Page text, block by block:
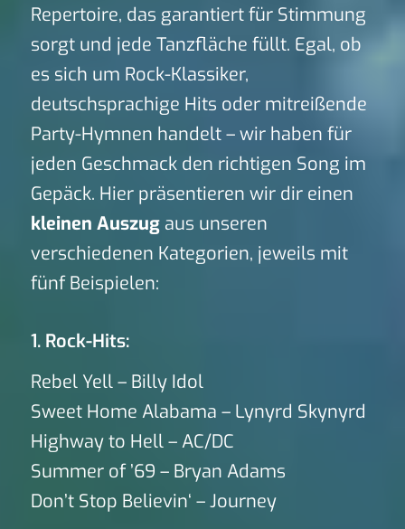
Repertoire, das garantiert für Stimmung
sorgt und jede Tanzfläche füllt. Egal, ob
es sich um Rock-Klassiker,
deutschsprachige Hits oder mitreißende
Party-Hymnen handelt – wir haben für
jeden Geschmack den richtigen Song im
Gepäck. Hier präsentieren wir dir einen
kleinen Auszugaus unseren
verschiedenen Kategorien, jeweils mit
fünf Beispielen:
1. Rock-Hits:
Rebel Yell – Billy Idol
Sweet Home Alabama – Lynyrd Skynyrd
Highway to Hell – AC/DC
Summer of ’69 – Bryan Adams
Don’t Stop Believin‘ – Journey